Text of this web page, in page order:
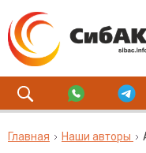
Главная Наши авторы